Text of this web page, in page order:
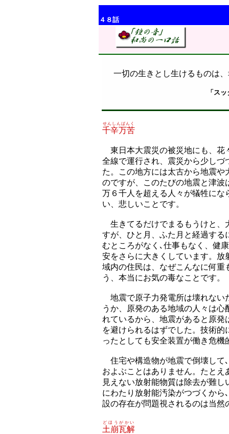
４８話
一切の生きとし生けるものは
「ス
千辛万苦
せんしんばんく
東日本大震災の被災地にも、花
全線で運行され、震災から少し
た。この地方には太古から地震
のですが、このたびの地震と津
万６千人を超える人々が犠牲に
い、悲しいことです。
生きてるだけでまるもうけと、
すが、ひと月、ふた月と経過す
むところがなく､仕事もなく、健
安をさらに大きくしています。
域内の住民は、なぜこんなに何
う、本当にお気の毒なことです。
地震で原子力発電所は壊れない
うか、原発のある地域の人々は
れているから、地震があると原
を避けられるはずでした。技術
ったとしても安全装置が働き危
住宅や構造物が地震で倒壊して
およぶことはありません。たと
見えない放射能物質は除去が難
にわたり放射能汚染がつづくか
設の存在が問題視されるのは当然
土崩瓦解
どほうがかい